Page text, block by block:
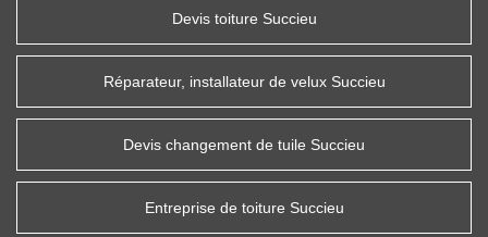
Devis toiture Succieu
Réparateur, installateur de velux Succieu
Devis changement de tuile Succieu
Entreprise de toiture Succieu